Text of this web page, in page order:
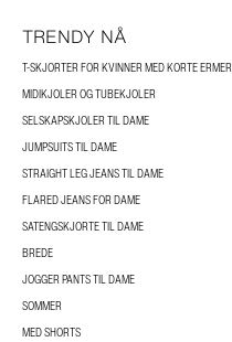
TRENDY NÅ
T-SKJORTER FOR KVINNER MED KORTE ERMER
MIDIKJOLER OG TUBEKJOLER
SELSKAPSKJOLER TIL DAME
JUMPSUITS TIL DAME
STRAIGHT LEG JEANS TIL DAME
FLARED JEANS FOR DAME
SATENGSKJORTE TIL DAME
BREDE
JOGGER PANTS TIL DAME
SOMMER
MED SHORTS